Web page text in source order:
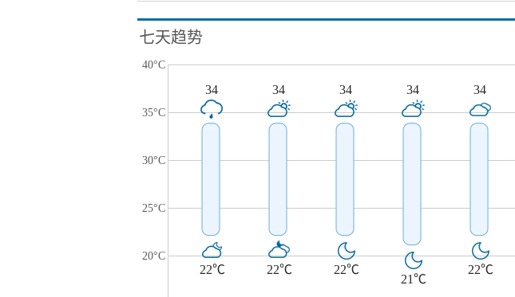
七天趋势
40°C
35°C
30°C
25°C
20°C
34
22℃
34
22℃
34
22℃
34
21℃
34
22℃